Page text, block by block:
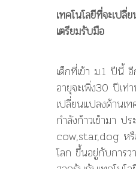
เทคโนโลยีที่จะเปลี่
เตรียมรับมือ
เด็กที่เข้า ม.1 ปีนี้
อายุจะเพิ่ง30 ปีเท่
เปลี่ยนแปลงด้านเ
กำลังก้าวเข้ามา ปร
cow,star,dog หรื
โลก ขึ้นอยู่กับการว